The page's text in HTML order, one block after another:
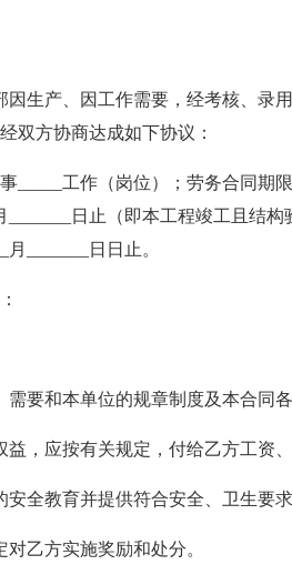
因生产、因工作需要，经考核、录
双方协商达成如下协议：
_____工作（岗位）；劳务合同期限
_______日止（即本工程竣工且结
月_______日日止。
需要和本单位的规章制度及本合同
益，应按有关规定，付给乙方工资
全教育并提供符合安全、卫生要求
乙方实施奖励和处分。